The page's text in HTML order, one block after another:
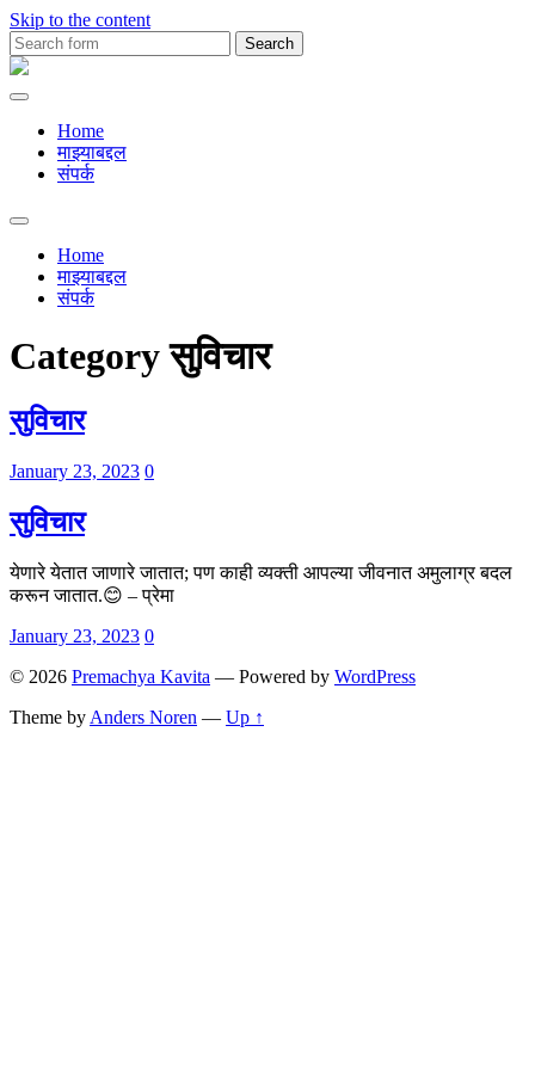
Skip to the content
Search
for:Premachya
Home
माझ्याबद्दल
संपर्क
Toggle
search
field
Home
माझ्याबद्दल
संपर्क
Category सुविचार
सुविचार
January 23, 2023 0
सुविचार
येणारे येतात जाणारे जातात; पण काही व्यक्ती आपल्या जीवनात अमुलाग्र बदल
करून जातात.😊 – प्रेमा
January 23, 2023 0
© 2026 Premachya Kavita — Powered by WordPress
Theme by Anders Noren — Up ↑